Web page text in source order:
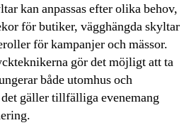
kan anpassas efter olika behov,
för butiker, vägghängda skyltar
för kampanjer och mässor.
gör det möjligt att ta
både utomhus och
gäller tillfälliga evenemang